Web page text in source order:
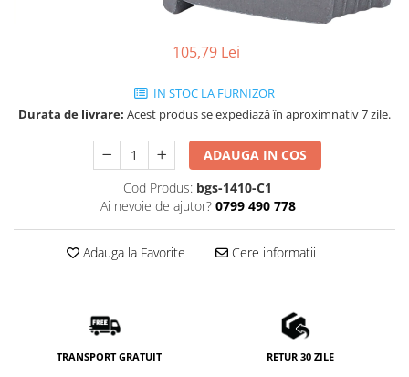
105,79 Lei
IN STOC LA FURNIZOR
Durata de livrare: Acest produs se expediază în aproximnativ 7 zile.
ADAUGA IN COS
Cod Produs: bgs-1410-C1
Ai nevoie de ajutor? 0799 490 778
Adauga la Favorite Cere informatii
TRANSPORT GRATUIT RETUR 30 ZILE